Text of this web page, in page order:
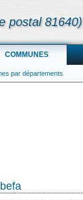
postal 81640)
COMMUNES
par départements